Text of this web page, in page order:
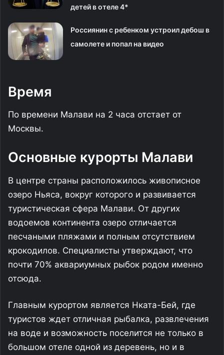
детей в отеле 4*
Россиянин с ребенком устроил дебош в
самолете и попал на видео
Время
По времени Малави на 2 часа отстает от
Москвы.
Основные курорты Малави
В центре страны расположилось живописное
озеро Ньяса, вокруг которого и развивается
туристическая сфера Малави. От других
водоемов континента озеро отличается
песчаными пляжами и полным отсутствием
крокодилов. Специалисты утверждают, что
почти 70% аквариумных рыбок родом именно
отсюда.
Главным курортом является Нката-Бей, где
туристов ждет отличная рыбалка, развлечения
на воде и возможность поселится не только в
большом отеле одной из деревень, но и в